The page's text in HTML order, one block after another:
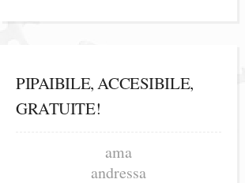
PIPAIBILE, ACCESIBILE,
GRATUITE!
ama
andressa